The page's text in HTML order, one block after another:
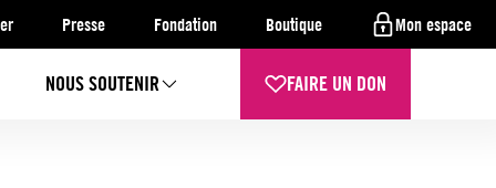
Presse Fondation Boutique Mon espace
NOUS SOUTENIR FAIRE UN DON